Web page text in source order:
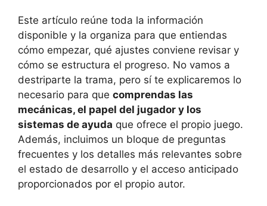
Este artículo reúne toda la información
disponible y la organiza para que entiendas
cómo empezar, qué ajustes conviene revisar y
cómo se estructura el progreso. No vamos a
destriparte la trama, pero sí te explicaremos lo
necesario para que comprendas las
mecánicas, el papel del jugador y los
sistemas de ayuda que ofrece el propio juego.
Además, incluimos un bloque de preguntas
frecuentes y los detalles más relevantes sobre
el estado de desarrollo y el acceso anticipado
proporcionados por el propio autor.